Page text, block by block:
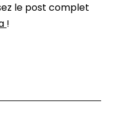
le post complet
!